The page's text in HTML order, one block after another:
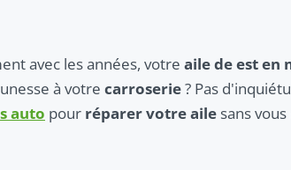
avec les années, votre aile de est en
à votre carroserie? Pas
auto pour réparer votre aile sans